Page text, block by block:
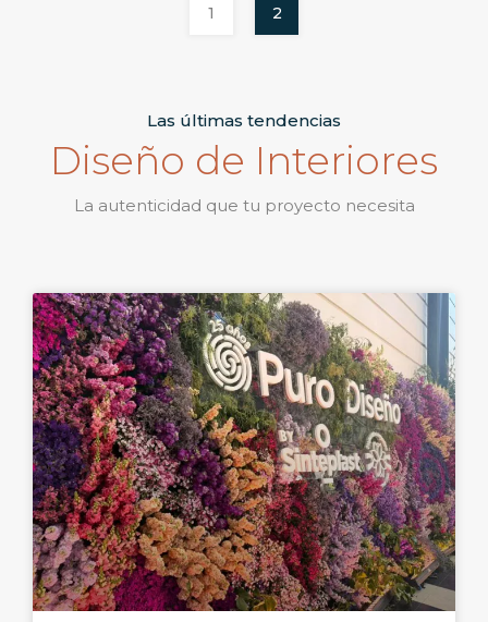
1 2
Las últimas tendencias
Diseño de Interiores
La autenticidad que tu proyecto necesita